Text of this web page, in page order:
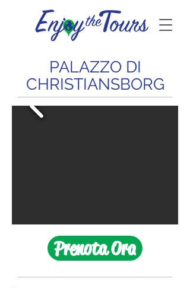
PALAZZO DI
CHRISTIANSBORG
Prenota Ora